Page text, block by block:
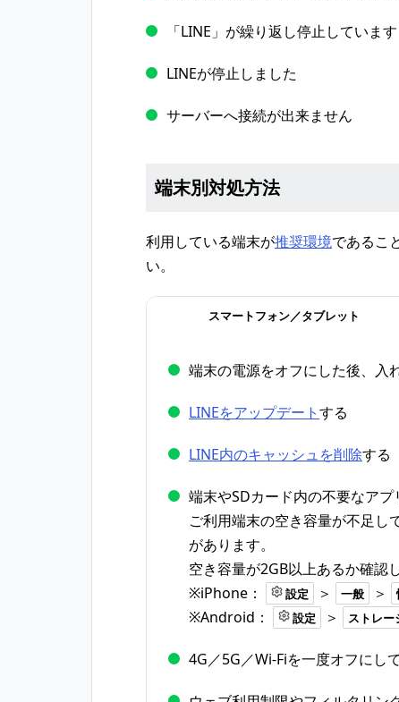
「LINE」が繰り返し停止しています
LINEが停止しました
サーバーへ接続が出来ません
端末別対処方法
利用している端末が推奨環境であるこ
い。
スマートフォン／タブレット
端末の電源をオフにした後、入
LINEをアップデートする
LINE内のキャッシュを削除する
端末やSDカード内の不要なア
ご利用端末の空き容量が不足し
があります。
空き容量が2GB以上あるか確認
※iPhone：
設定 ＞ 一般 ＞
※Android：
設定 ＞ ストレー
4G／5G／Wi-Fiを一度オフにし